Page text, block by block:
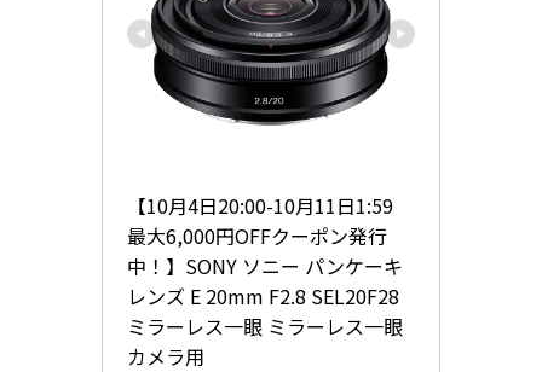
【10月4日20:00-10月11日1:59
最大6,000円OFFクーポン発行
中！】SONY ソニー パンケーキ
レンズ E 20mm F2.8 SEL20F28
ミラーレス一眼 ミラーレス一眼
カメラ用